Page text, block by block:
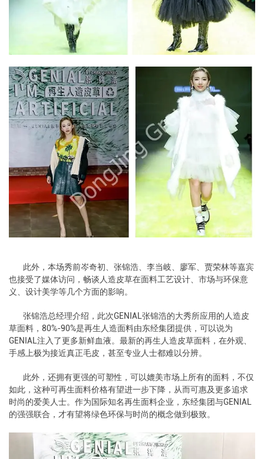
此外，本场秀前岑奇初、张锦浩、李当岐、廖军、贾荣林等嘉宾
也接受了媒体访问，畅谈人造皮草在面料工艺设计、市场与环保意
义、设计美学等几个方面的影响。
张锦浩总经理介绍，此次GENIAL张锦浩的大秀所应用的人造皮
草面料，80%-90%是再生人造面料由东经集团提供，可以说为
GENIAL注入了更多新鲜血液。最新的再生人造皮草面料，在外观、
手感上极为接近真正毛皮，甚至专业人士都难以分辨。
此外，还拥有更强的可塑性，可以媲美市场上所有的面料，不仅
如此，这种可再生面料价格有望进一步下降，从而可惠及更多追求
时尚的爱美人士。作为国际知名再生面料企业，东经集团与GENIAL
的强强联合，才有望将绿色环保与时尚的概念做到极致。